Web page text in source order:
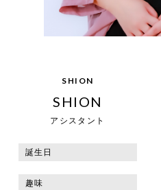
SHION
SHION
アシスタント
誕生日
趣味